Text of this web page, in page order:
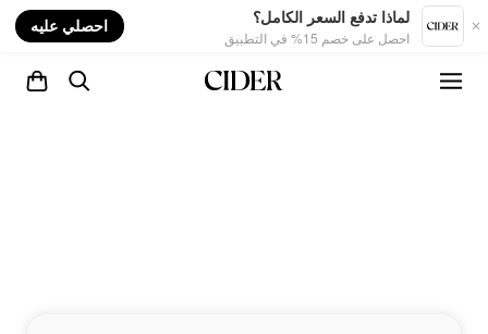
لماذا تدفع السعر الكامل؟
احصل على خصم 15% في التطبيق
احصلي عليه